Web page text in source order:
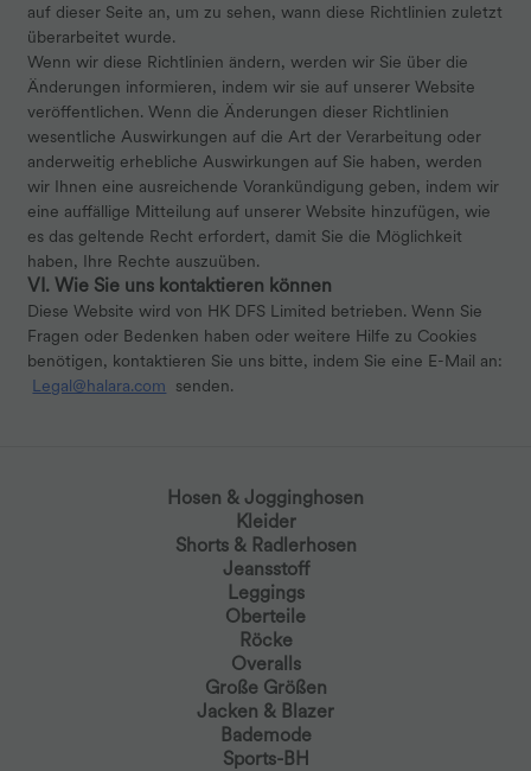
auf dieser Seite an, um zu sehen, wann diese Richtlinien zuletzt
überarbeitet wurde.
Wenn wir diese Richtlinien ändern, werden wir Sie über die
Änderungen informieren, indem wir sie auf unserer Website
veröffentlichen. Wenn die Änderungen dieser Richtlinien
wesentliche Auswirkungen auf die Art der Verarbeitung oder
anderweitig erhebliche Auswirkungen auf Sie haben, werden
wir Ihnen eine ausreichende Vorankündigung geben, indem wir
eine auffällige Mitteilung auf unserer Website hinzufügen, wie
es das geltende Recht erfordert, damit Sie die Möglichkeit
haben, Ihre Rechte auszuüben.
VI. Wie Sie uns kontaktieren können
Diese Website wird von HK DFS Limited betrieben. Wenn Sie
Fragen oder Bedenken haben oder weitere Hilfe zu Cookies
benötigen, kontaktieren Sie uns bitte, indem Sie eine E-Mail an:
Legal@halara.com
senden.
Hosen & Jogginghosen
Kleider
Shorts & Radlerhosen
Jeansstoff
Leggings
Oberteile
Röcke
Overalls
Große Größen
Jacken & Blazer
Bademode
Sports-BH